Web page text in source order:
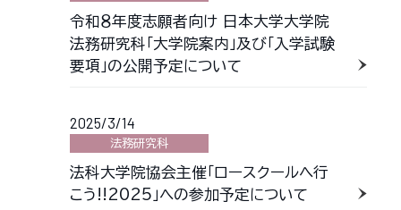
令和８年度志願者向け 日本大学大学院
法務研究科「大学院案内」及び「入学試験
要項」の公開予定について
2025/3/14
法務研究科
法科大学院協会主催「ロースクールへ行
こう!!2025」への参加予定について